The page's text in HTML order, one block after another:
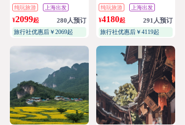
纯玩旅游 上海出发
¥2099起 280人预订
旅行社优惠后￥2069起
纯玩旅游 上海出发
¥4180起 291人预订
旅行社优惠后￥4119起